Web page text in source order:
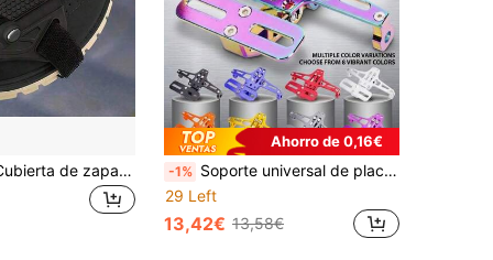
1/2/3 piezas Cubierta de zapato para palanca de cambios de motocicleta, protector de palanca de cambios antideslizante con diseño de panal, cubierta de zapato para montar
Ahorro de 0,16€
-1% Soporte universal de placa de matrícula de motocicleta de aleación de aluminio CNC, soporte de placa de matrícula con ángulo ajustable, adecuado para motocicletas, motos de cross, scooters, accesorios de modificación de motocicleta
29 Left
13,42€ 13,58€